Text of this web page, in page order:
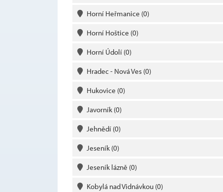
Horní Heřmanice (0)
Horní Hoštice (0)
Horní Údolí (0)
Hradec - Nová Ves (0)
Hukovice (0)
Javorník (0)
Jehnědí (0)
Jeseník (0)
Jeseník lázně (0)
Kobylá nad Vidnávkou (0)